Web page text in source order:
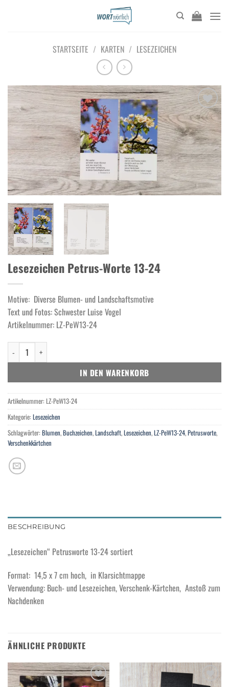
STARTSEITE / KARTEN / LESEZEICHEN
Add to
wishlist
Lesezeichen Petrus-Worte 13-24
Motive: Diverse Blumen- und Landschaftsmotive
Text und Fotos: Schwester Luise Vogel
Artikelnummer: LZ-PeW13-24
Lesezeichen Petrus-Worte 13-24 Menge
IN DEN WARENKORB
Artikelnummer: LZ-PeW13-24
Kategorie: Lesezeichen
Schlagwörter: Blumen,Buchzeichen,Landschaft,Lesezeichen,LZ-PeW13-24,Petrusworte,
Verschenkkärtchen
BESCHREIBUNG
„Lesezeichen“ Petrusworte 13-24 sortiert
Format: 14,5 x 7 cm hoch, in Klarsichtmappe
Verwendung: Buch- und Lesezeichen, Verschenk-Kärtchen, Anstoß zum
Nachdenken
ÄHNLICHE PRODUKTE